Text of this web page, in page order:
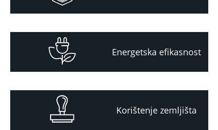
Energetska efikasnost
Korištenje zemljišta